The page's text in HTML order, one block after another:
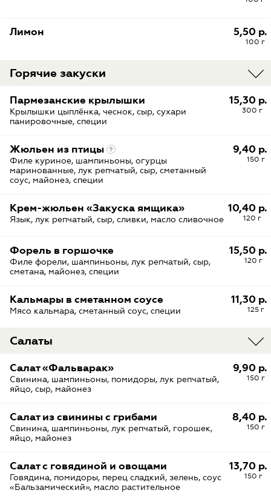
5,50 р.
100 г
Лимон
Горячие закуски
15,30 р.
300 г
Пармезанские крылышки
Крылышки цыплёнка, чеснок, сыр, сухари
панировочные, специи
9,40 р.
150 г
Жюльен из птицы
Филе куриное, шампиньоны, огурцы
маринованные, лук репчатый, сыр, сметанный
соус, майонез, специи
10,40 р.
120 г
Крем-жюльен «Закуска ямщика»
Язык, лук репчатый, сыр, сливки, масло сливочное
15,50 р.
120 г
Форель в горшочке
Филе форели, шампиньоны, лук репчатый, сыр,
сметана, майонез, специи
11,30 р.
125 г
Кальмары в сметанном соусе
Мясо кальмара, сметанный соус, специи
Салаты
9,90 р.
150 г
Салат «Фальварак»
Свинина, шампиньоны, помидоры, лук репчатый,
яйцо, сыр, майонез
8,40 р.
150 г
Салат из свинины с грибами
Свинина, шампиньоны, лук репчатый, горошек,
яйцо, майонез
13,70 р.
150 г
Салат с говядиной и овощами
Говядина, помидоры, перец сладкий, зелень, соус
«Бальзамический», масло растительное